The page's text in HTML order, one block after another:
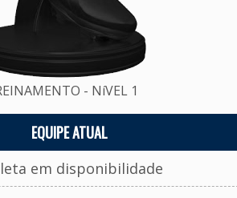
- NíVEL 1
EQUIPE ATUAL
em disponibilidade